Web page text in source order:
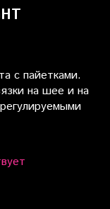
с пайетками.
на шее и на